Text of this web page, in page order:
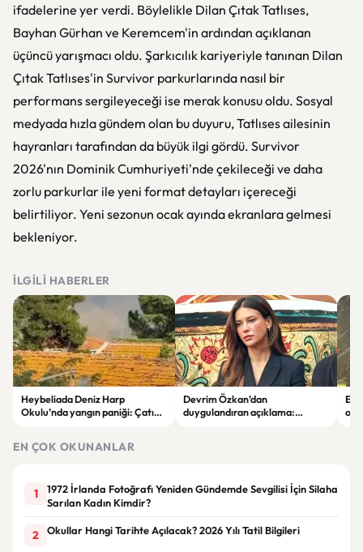
ifadelerine yer verdi. Böylelikle Dilan Çıtak Tatlıses,
Bayhan Gürhan ve Keremcem'in ardından açıklanan
üçüncü yarışmacı oldu. Şarkıcılık kariyeriyle tanınan Dilan
Çıtak Tatlıses'in Survivor parkurlarında nasıl bir
performans sergileyeceği ise merak konusu oldu. Sosyal
medyada hızla gündem olan bu duyuru, Tatlıses ailesinin
hayranları tarafından da büyük ilgi gördü. Survivor
2026'nın Dominik Cumhuriyeti'nde çekileceği ve daha
zorlu parkurlar ile yeni format detayları içereceği
belirtiliyor. Yeni sezonun ocak ayında ekranlara gelmesi
bekleniyor.
İLGILI HABERLER
Heybeliada Deniz Harp
Okulu’nda yangın paniği: Çatıda
Devrim Özkan’dan
duygulandıran açıklama:
EN ÇOK OKUNANLAR
1
1972 İrlanda Fotoğrafı Yeniden Gündemde Sevgilisi İçin Silaha
Sarılan Kadın Kimdir?
2 Okullar Hangi Tarihte Açılacak? 2026 Yılı Tatil Bilgileri